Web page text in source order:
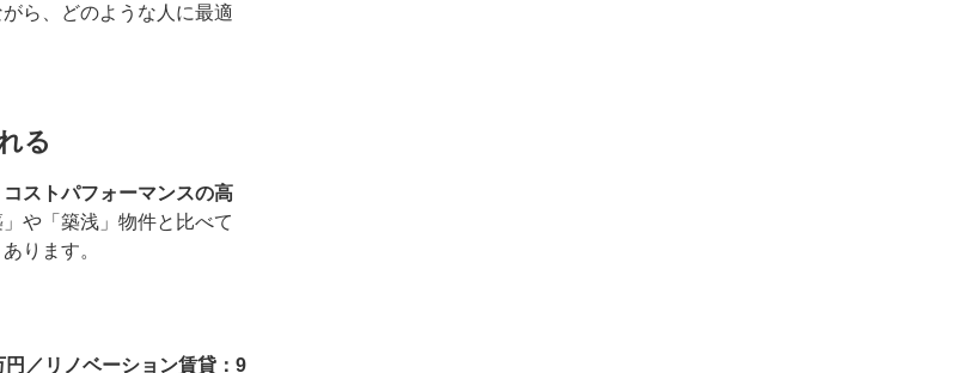
ら、どのような人に最適
る
コストパフォーマンスの高
や「築浅」物件と比べて
ります。
円／リノベーション賃貸：9